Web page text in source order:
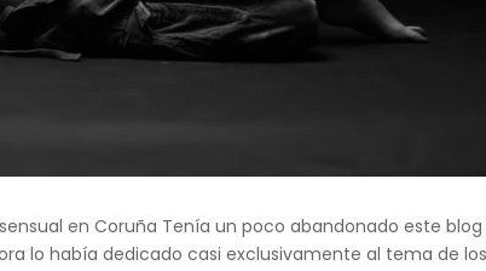
en Coruña Tenía un poco abandonado este blog
lo había dedicado casi exclusivamente al tema de